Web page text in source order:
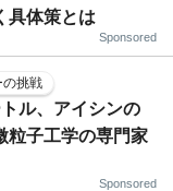
具体策とは
Sponsored
の挑戦
ル、アイシンの
粒子工学の専門家
Sponsored